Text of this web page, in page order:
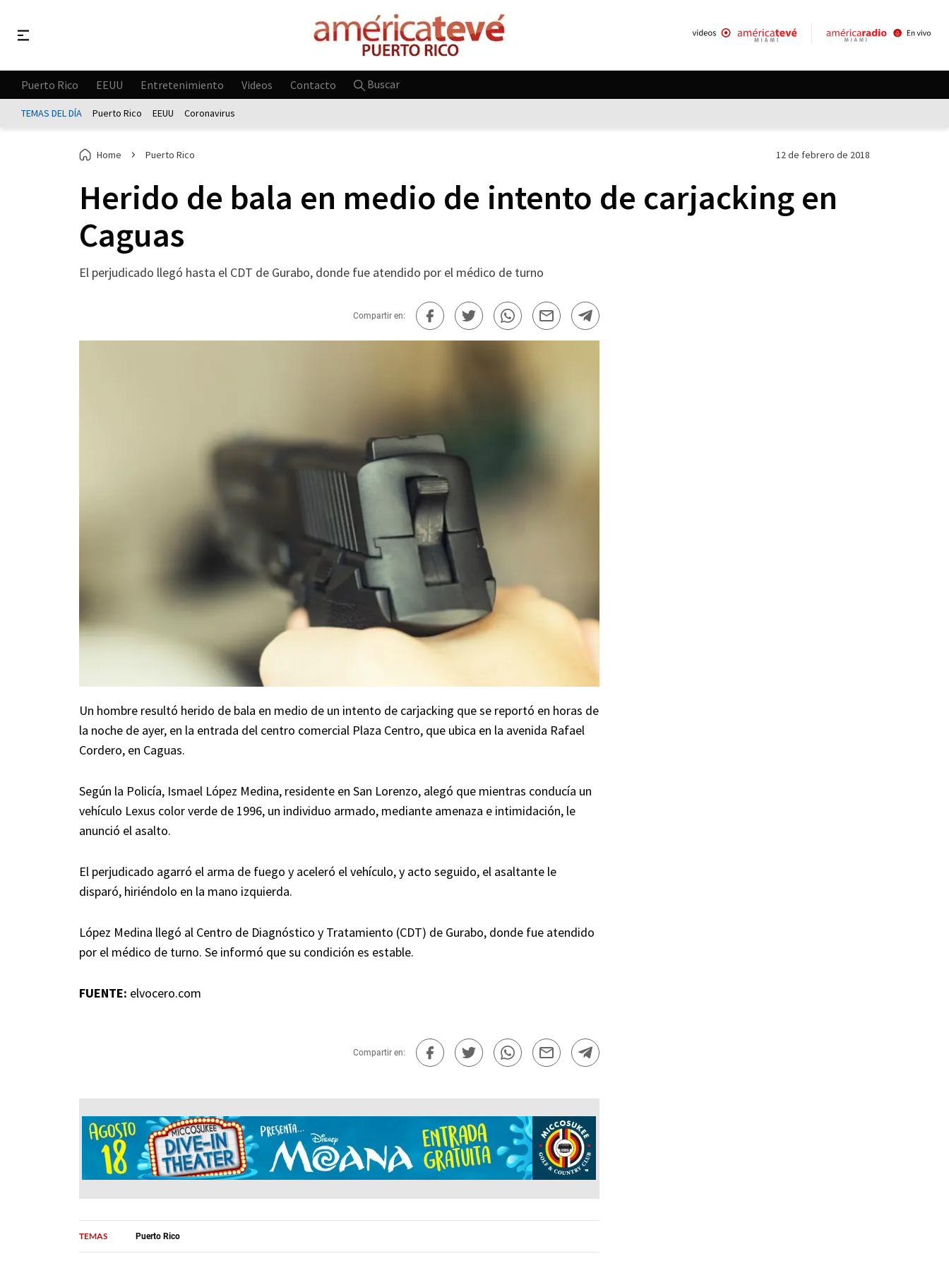
Puerto Rico EEUU Entretenimiento Videos Contacto Buscar
TEMAS DEL DÍA Puerto Rico EEUU Coronavirus
Home Puerto Rico 12 de febrero de 2018
Herido de bala en medio de intento de carjacking en
Caguas
El perjudicado llegó hasta el CDT de Gurabo, donde fue atendido por el médico de turno
Compartir en:
Un hombre resultó herido de bala en medio de un intento de carjacking que se reportó en horas de
la noche de ayer, en la entrada del centro comercial Plaza Centro, que ubica en la avenida Rafael
Cordero, en Caguas.
Según la Policía, Ismael López Medina, residente en San Lorenzo, alegó que mientras conducía un
vehículo Lexus color verde de 1996, un individuo armado, mediante amenaza e intimidación, le
anunció el asalto.
El perjudicado agarró el arma de fuego y aceleró el vehículo, y acto seguido, el asaltante le
disparó, hiriéndolo en la mano izquierda.
López Medina llegó al Centro de Diagnóstico y Tratamiento (CDT) de Gurabo, donde fue atendido
por el médico de turno. Se informó que su condición es estable.
FUENTE: elvocero.com
Compartir en:
TEMAS Puerto Rico